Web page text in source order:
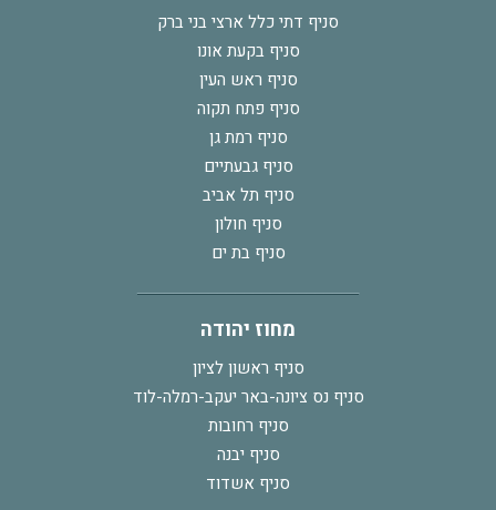
סניף דתי כלל ארצי בני ברק
סניף בקעת אונו
סניף ראש העין
סניף פתח תקוה
סניף רמת גן
סניף גבעתיים
סניף תל אביב
סניף חולון
סניף בת ים
מחוז יהודה
סניף ראשון לציון
סניף נס ציונה-באר יעקב-רמלה-לוד
סניף רחובות
סניף יבנה
סניף אשדוד